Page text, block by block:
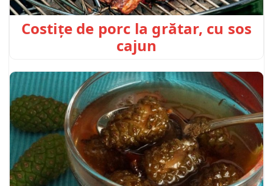
Costițe de porc la grătar, cu sos
cajun